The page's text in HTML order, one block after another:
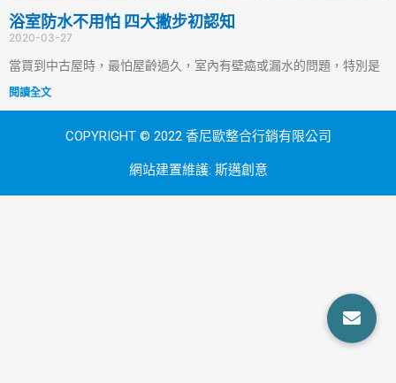
浴室防水不用怕 四大撇步初認知
2020-03-27
當買到中古屋時，最怕屋齡過久，室內有壁癌或漏水的問題，特別是
閱讀全文
COPYRIGHT © 2022 香尼歐整合行銷有限公司
網站建置維護: 斯邁創意